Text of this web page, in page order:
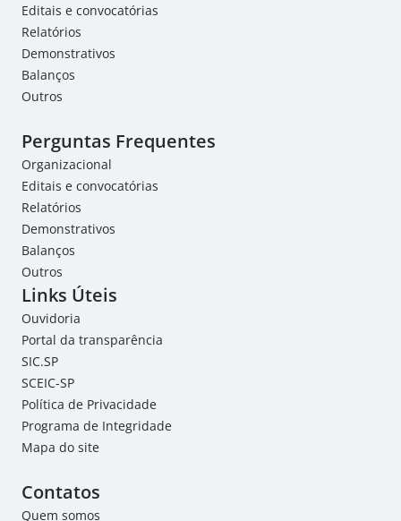
Editais e convocatórias
Relatórios
Demonstrativos
Balanços
Outros
Perguntas Frequentes
Organizacional
Editais e convocatórias
Relatórios
Demonstrativos
Balanços
Outros
Links Úteis
Ouvidoria
Portal da transparência
SIC.SP
SCEIC-SP
Política de Privacidade
Programa de Integridade
Mapa do site
Contatos
Quem somos